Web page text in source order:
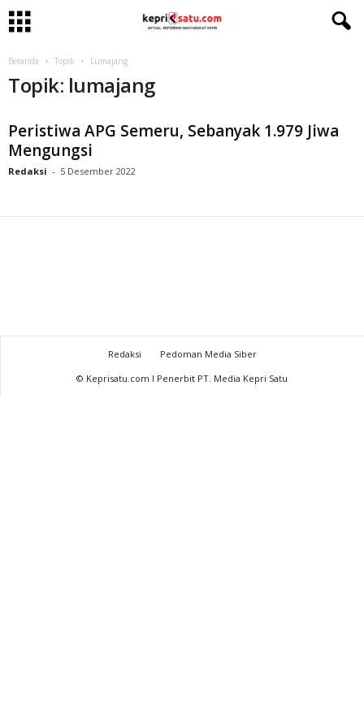
Beranda Topik Lumajang
Topik: lumajang
Peristiwa APG Semeru, Sebanyak 1.979 Jiwa
Mengungsi
Redaksi - 5 Desember 2022
Redaksi
Pedoman Media Siber
© Keprisatu.com I Penerbit PT. Media Kepri Satu